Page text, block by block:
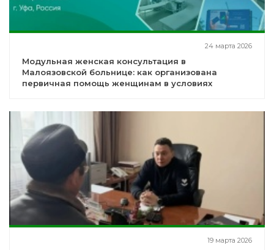
24 марта 2026
Модульная женская консультация в
Малоязовской больнице: как организована
первичная помощь женщинам в условиях
19 марта 2026